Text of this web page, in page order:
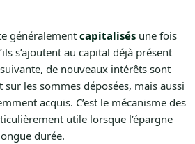
généralement capitalisésune fois
s’ajoutent au capital déjà présent
de nouveaux intérêts sont
les sommes déposées, mais aussi
acquis. C’est le mécanisme des
utile lorsque l’épargne
durée.